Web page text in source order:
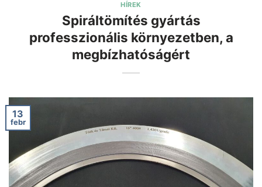
HÍREK
Spiráltömítés gyártás
professzionális környezetben, a
megbízhatóságért
13
febr